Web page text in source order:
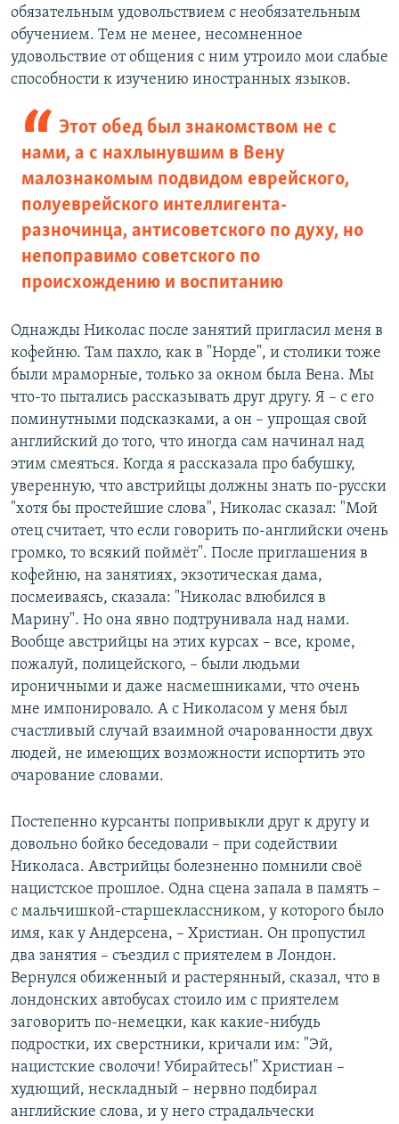
обязательным удовольствием с необязательным
обучением. Тем не менее, несомненное
удовольствие от общения с ним утроило мои слабые
способности к изучению иностранных языков.
Этот обед был знакомством не с
нами, а с нахлынувшим в Вену
малознакомым подвидом еврейского,
полуеврейского интеллигента-
разночинца, антисоветского по духу, но
непоправимо советского по
происхождению и воспитанию
Однажды Николас после занятий пригласил меня в
кофейню. Там пахло, как в "Норде", и столики тоже
были мраморные, только за окном была Вена. Мы
что-то пытались рассказывать друг другу. Я – с его
поминутными подсказками, а он – упрощая свой
английский до того, что иногда сам начинал над
этим смеяться. Когда я рассказала про бабушку,
уверенную, что австрийцы должны знать по-русски
"хотя бы простейшие слова", Николас сказал: "Мой
отец считает, что если говорить по-английски очень
громко, то всякий поймёт". После приглашения в
кофейню, на занятиях, экзотическая дама,
посмеиваясь, сказала: "Николас влюбился в
Марину". Но она явно подтрунивала над нами.
Вообще австрийцы на этих курсах – все, кроме,
пожалуй, полицейского, – были людьми
ироничными и даже насмешниками, что очень
мне импонировало. А с Николасом у меня был
счастливый случай взаимной очарованности двух
людей, не имеющих возможности испортить это
очарование словами.
Постепенно курсанты попривыкли друг к другу и
довольно бойко беседовали – при содействии
Николаса. Австрийцы болезненно помнили своё
нацистское прошлое. Одна сцена запала в память –
с мальчишкой-старшеклассником, у которого было
имя, как у Андерсена, – Христиан. Он пропустил
два занятия – съездил с приятелем в Лондон.
Вернулся обиженный и растерянный, сказал, что в
лондонских автобусах стоило им с приятелем
заговорить по-немецки, как какие-нибудь
подростки, их сверстники, кричали им: "Эй,
нацистские сволочи! Убирайтесь!" Христиан –
худющий, нескладный – нервно подбирал
английские слова, и у него страдальчески